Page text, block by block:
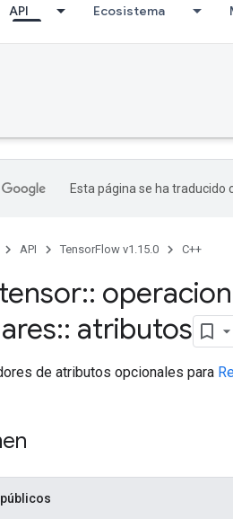
API Ecosistema
Esta página se ha traducido
API TensorFlow v1.15.0 C++
::
:: atributos
de atributos opcionales para